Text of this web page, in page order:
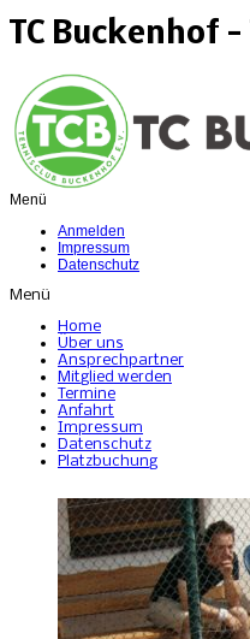
TC Buckenhof
Menü
Anmelden
Impressum
Datenschutz
Menü
Home
Über uns
Ansprechpartner
Mitglied werden
Termine
Anfahrt
Impressum
Datenschutz
Platzbuchung